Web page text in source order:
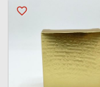
favorite_border